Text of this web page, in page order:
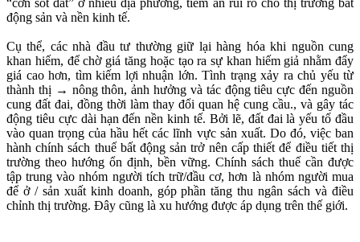
“cơn sốt đất” ở nhiều địa phương, tiềm ẩn rủi ro cho thị trường bất
động sản và nền kinh tế.
Cụ thể, các nhà đầu tư thường giữ lại hàng hóa khi nguồn cung
khan hiếm, để chờ giá tăng hoặc tạo ra sự khan hiếm giả nhằm đẩy
giá cao hơn, tìm kiếm lợi nhuận lớn. Tình trạng xảy ra chủ yếu từ
thành thị → nông thôn, ảnh hưởng và tác động tiêu cực đến nguồn
cung đất đai, đồng thời làm thay đổi quan hệ cung cầu., và gây tác
động tiêu cực dài hạn đến nền kinh tế. Bởi lẽ, đất đai là yếu tố đầu
vào quan trọng của hầu hết các lĩnh vực sản xuất. Do đó, việc ban
hành chính sách thuế bất động sản trở nên cấp thiết để điều tiết thị
trường theo hướng ổn định, bền vững. Chính sách thuế cần được
tập trung vào nhóm người tích trữ/đầu cơ, hơn là nhóm người mua
để ở / sản xuất kinh doanh, góp phần tăng thu ngân sách và điều
chỉnh thị trường. Đây cũng là xu hướng được áp dụng trên thế giới.